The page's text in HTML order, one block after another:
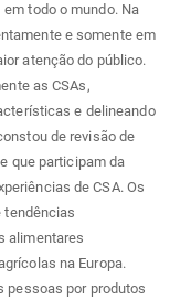
todo o mundo. Na
e somente em
atenção do público.
as CSAs,
e delineando
de revisão de
que participam da
de CSA. Os
tendências
alimentares
na Europa.
pessoas por produtos